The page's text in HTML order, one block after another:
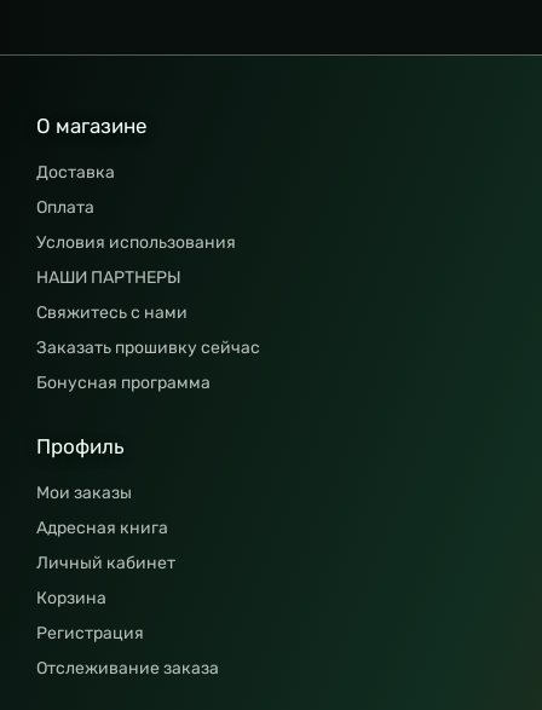
О магазине
Доставка
Оплата
Условия использования
НАШИ ПАРТНЕРЫ
Свяжитесь с нами
Заказать прошивку сейчас
Бонусная программа
Профиль
Мои заказы
Адресная книга
Личный кабинет
Корзина
Регистрация
Отслеживание заказа